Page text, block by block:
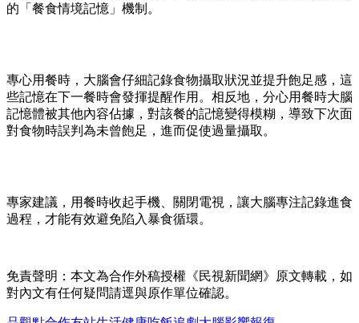
的「餐食情境記憶」機制。
專心用餐時，大腦會仔細記錄食物攝取狀況並提升飽足感，這
些記憶在下一餐時會發揮提醒作用。相反地，分心用餐時大腦
記憶體被其他內容佔據，對該餐的記憶變得模糊，導致下次面
對食物時誤判為未曾飽足，進而促使過量攝取。
專家建議，用餐時收起手機、關閉電視，讓大腦專注記錄進食
過程，才能有效避免陷入暴食循環。
免責聲明：本文為合作外稿授權《民視新聞網》原文轉載，如
對內文有任何疑問請逕與原作單位確認。